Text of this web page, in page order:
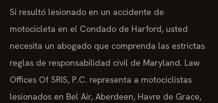
Si resultó lesionado en un accidente de
motocicleta en el Condado de Harford, usted
necesita un abogado que comprenda las estrictas
reglas de responsabilidad civil de Maryland. Law
Offices Of SRIS, P.C. representa a motociclistas
lesionados en Bel Air, Aberdeen, Havre de Grace,